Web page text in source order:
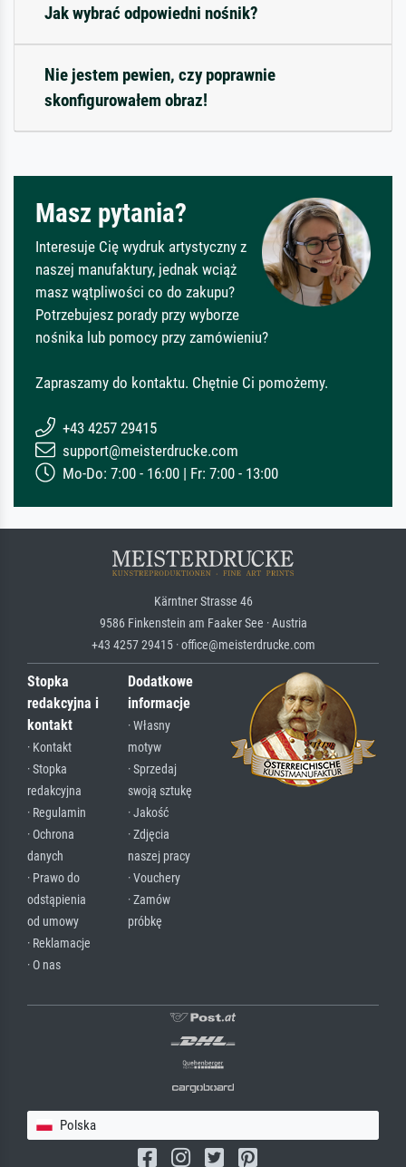
Jak wybrać odpowiedni nośnik?
Nie jestem pewien, czy poprawnie
skonfigurowałem obraz!
Masz pytania?
Interesuje Cię wydruk artystyczny z
naszej manufaktury, jednak wciąż
masz wątpliwości co do zakupu?
Potrzebujesz porady przy wyborze
nośnika lub pomocy przy zamówieniu?
Zapraszamy do kontaktu. Chętnie Ci pomożemy.
+43 4257 29415
support@meisterdrucke.com
Mo-Do: 7:00 - 16:00 | Fr: 7:00 - 13:00
Kärntner Strasse 46
9586 Finkenstein am Faaker See · Austria
+43 4257 29415 · office@meisterdrucke.com
Stopka
redakcyjna i
kontakt
· Kontakt
· Stopka
redakcyjna
· Regulamin
· Ochrona
danych
· Prawo do
odstąpienia
od umowy
· Reklamacje
· O nas
Dodatkowe
informacje
· Własny
motyw
· Sprzedaj
swoją sztukę
· Jakość
· Zdjęcia
naszej pracy
· Vouchery
· Zamów
próbkę
Polska